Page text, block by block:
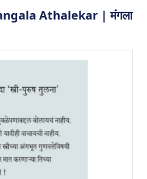
Athalekar | मंगला